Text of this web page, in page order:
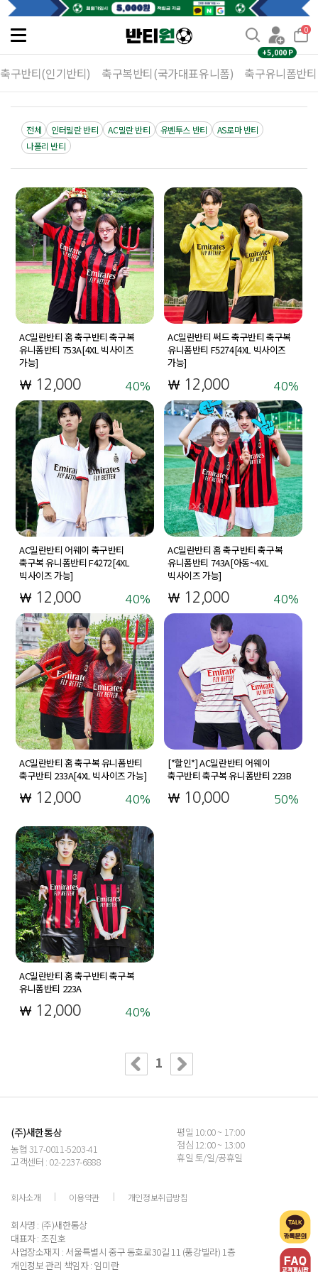
Toggle
navigation
0
+5,000 P
축구반티(인기반티) 축구복반티(국가대표유니폼) 축구유니폼반
전체 인터밀란 반티 AC밀란 반티 유벤투스 반티
AS로마 반티
나폴리 반티
AC밀란반티 홈 축구반티 축구복
유니폼반티 753A[4XL 빅사이즈
가능]
12,000 40
AC밀란반티 써드 축구반티 축구복
유니폼반티 F5274[4XL 빅사이즈
가능]
12,000 40
AC밀란반티 어웨이 축구반티
축구복 유니폼반티 F4272[4XL
빅사이즈 가능]
12,000 40
AC밀란반티 홈 축구반티 축구복
유니폼반티 743A[아동~4XL
빅사이즈 가능]
12,000 40
AC밀란반티 홈 축구복 유니폼반티
축구반티 233A[4XL 빅사이즈 가능]
12,000 40
[*할인*] AC밀란반티 어웨이
축구반티 축구복 유니폼반티 223B
10,000 50
AC밀란반티 홈 축구반티 축구복
유니폼반티 223A
12,000 40
1
평일 10:00 ~ 17:00
점심 12:00 ~ 13:00
휴일 토/일/공휴일
(주)새한통상
농협 317-0011-5203-41
고객센터 : 02-2237-6888
회사소개 이용약관 개인정보취급방침
회사명 : (주)새한통상
대표자 : 조진호
사업장소재지 : 서울특별시 중구 동호로30길 11 (풍강빌라) 1층
개인정보 관리 책임자 : 임미란